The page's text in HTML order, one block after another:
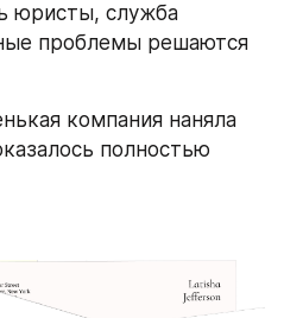
юристы, служба
проблемы решаются
компания наняла
полностью